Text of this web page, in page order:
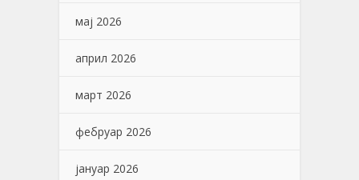
мај 2026
април 2026
март 2026
фебруар 2026
јануар 2026